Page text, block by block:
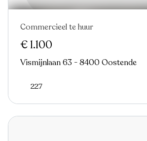
Nieuw
Commercieel te huur
€ 1.100
Vismijnlaan 63 - 8400 Oostende
227